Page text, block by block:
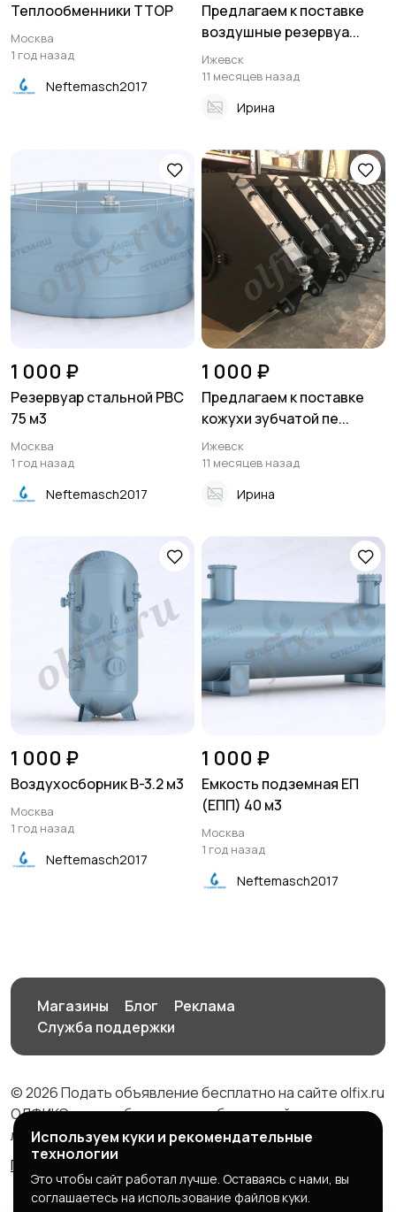
Теплообменники ТТОР
Москва
1 год назад
Neftemasch2017
Предлагаем к поставке
воздушные резервуа...
Ижевск
11 месяцев назад
Ирина
1 000 ₽
Резервуар стальной РВС
75 м3
Москва
1 год назад
Neftemasch2017
1 000 ₽
Предлагаем к поставке
кожухи зубчатой пе...
Ижевск
11 месяцев назад
Ирина
1 000 ₽
Воздухосборник В-3.2 м3
Москва
1 год назад
Neftemasch2017
1 000 ₽
Емкость подземная ЕП
(ЕПП) 40 м3
Москва
1 год назад
Neftemasch2017
Магазины Блог
Реклама
Служба поддержки
© 2026 Подать объявление бесплатно на сайте olfix.ru
ОЛФИКС - доска беспалтных объявлений от частных
лиц и компаний
Правила сервиса
Используем куки и рекомендательные
технологии
Это чтобы сайт работал лучше. Оставаясь с нами, вы
соглашаетесь на использование файлов куки.